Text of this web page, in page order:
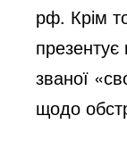
рф. Крім
презентує
званої
щодо